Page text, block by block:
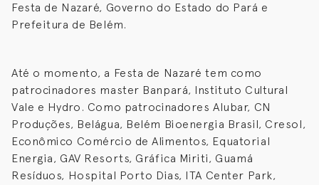
Festa de Nazaré, Governo do Estado do Pará e
Prefeitura de Belém.
Até o momento, a Festa de Nazaré tem como
patrocinadores master Banpará, Instituto Cultural
Vale e Hydro. Como patrocinadores Alubar, CN
Produções, Belágua, Belém Bioenergia Brasil, Cresol,
Econômico Comércio de Alimentos, Equatorial
Energia, GAV Resorts, Gráfica Miriti, Guamá
Resíduos, Hospital Porto Dias, ITA Center Park,